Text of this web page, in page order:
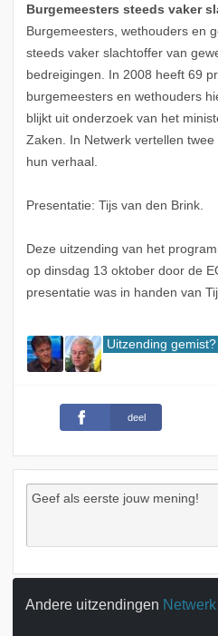
Burgemeesters steeds vaker
Burgemeesters, wethouders en
steeds vaker slachtoffer van
bedreigingen. In 2008 heeft 69
burgemeesters en wethouders
blijkt uit onderzoek van het
Zaken. In Netwerk vertellen
hun verhaal.
Presentatie: Tijs van den Brink.
Deze uitzending van het
op dinsdag 13 oktober door de
presentatie was in handen van
Uitzending gemist?
deel
Andere uitzendingen Netwerk